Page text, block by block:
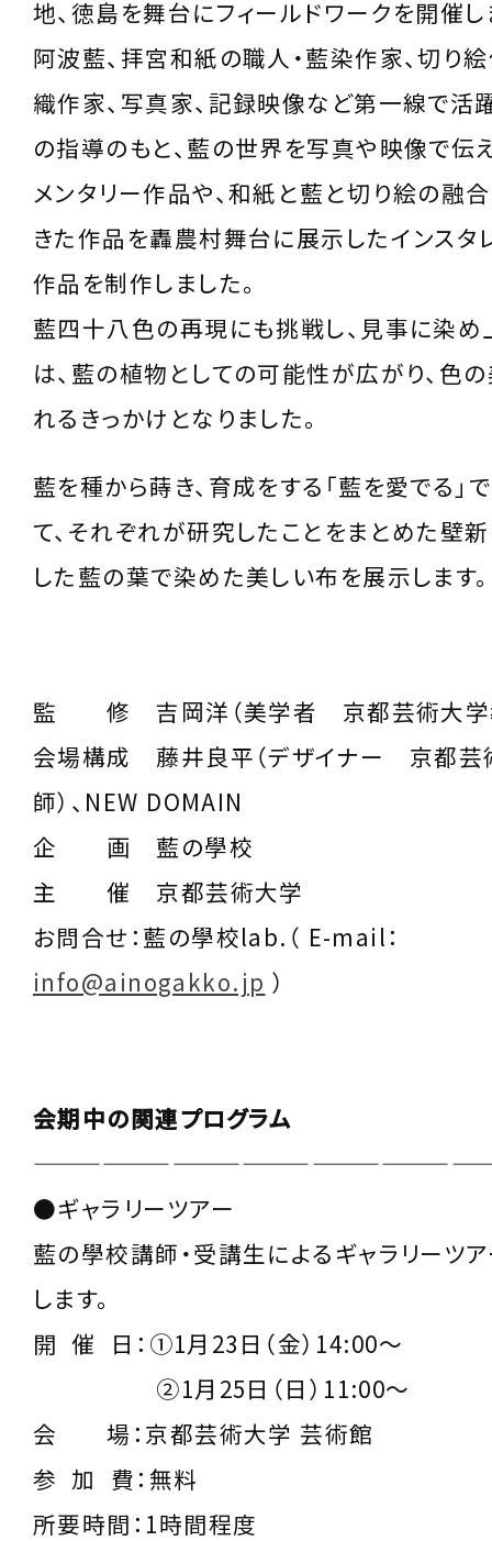
地、徳島を舞台にフィールドワークを開催し
阿波藍、拝宮和紙の職人・藍染作家、切り
織作家、写真家、記録映像など第一線で活
の指導のもと、藍の世界を写真や映像で伝
メンタリー作品や、和紙と藍と切り絵の融
きた作品を轟農村舞台に展示したインスタ
作品を制作しました。
藍四十八色の再現にも挑戦し、見事に染め
は、藍の植物としての可能性が広がり、色
れるきっかけとなりました。
藍を種から蒔き、育成をする「藍を愛でる」
て、それぞれが研究したことをまとめた壁
した藍の葉で染めた美しい布を展示します。
監 修 吉岡洋（美学者 京都芸術大学
会場構成 藤井良平（デザイナー 京都芸
師）、NEW DOMAIN
企 画 藍の學校
主 催 京都芸術大学
お問合せ：藍の學校lab.（ E-mail：
info@ainogakko.jp ）
会期中の関連プログラム
●ギャラリーツアー
藍の學校講師・受講生によるギャラリーツ
します。
開 催 日：①1月23日（金）14:00〜
②1月25日（日）11:00〜
会 場：京都芸術大学 芸術館
参 加 費：無料
所要時間：1時間程度